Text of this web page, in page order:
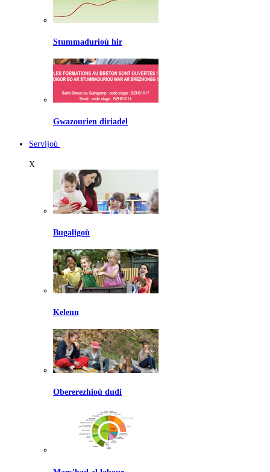
Stummadurioù hir
Gwazourien diriadel
Servijoù
X
Bugaligoù
Kelenn
Obererezhioù dudi